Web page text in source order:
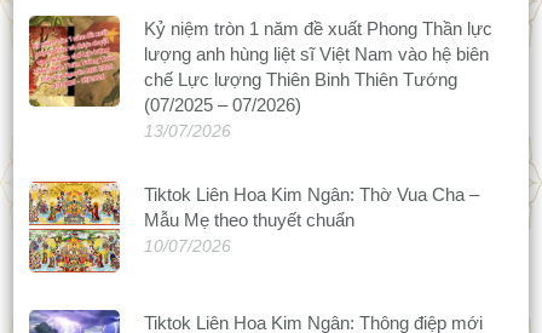
Kỷ niệm tròn 1 năm đề xuất Phong Thần lực
lượng anh hùng liệt sĩ Việt Nam vào hệ biên
chế Lực lượng Thiên Binh Thiên Tướng
(07/2025 – 07/2026)
13/07/2026
Tiktok Liên Hoa Kim Ngân: Thờ Vua Cha –
Mẫu Mẹ theo thuyết chuẩn
10/07/2026
Tiktok Liên Hoa Kim Ngân: Thông điệp mới